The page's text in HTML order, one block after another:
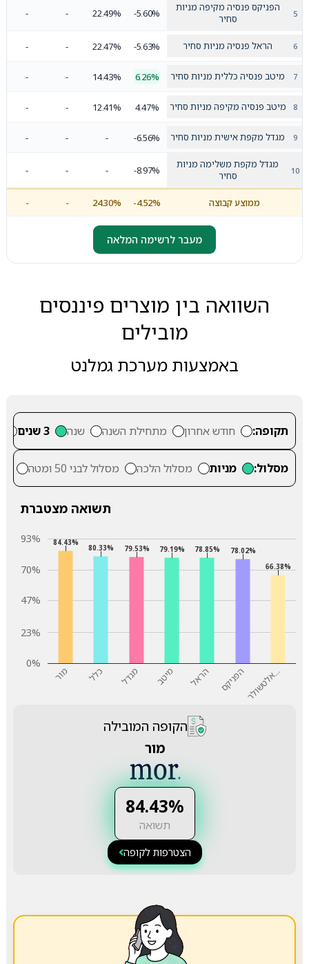
הפניקס פנסיה מקיפה מניות
סחיר
-5.60%
22.49%
-
-
הראל פנסיה מניות סחיר -5.63%
22.47%
-
-
מיטב פנסיה כללית מניות סחיר 6.26%
14.43%
-
-
מיטב פנסיה מקיפה מניות סחיר 4.47%
12.41%
-
-
מגדל מקפת אישית מניות סחיר -6.56%
-
-
-
מגדל מקפת משלימה מניות
סחיר
-8.97%
-
-
-
ממוצע קבוצה -4.52%
24.30%
-
-
מעבר לרשימה המלאה
השוואה בין מוצרים פיננסים
מובילים
באמצעות מערכת גמלנט
תקופה: חודש אחרון מתחילת השנה שנה 3 שנים
מסלול: מניות מסלול הלכה מסלול לבני 50 ומטה
תשואה מצטברת
מור כלל מגדל מיטב הראל הפניקסא
ל
ט
ש
ו
ל
ר
…
0%
23%
47%
70%
93% 84.43%
80.33% 79.53% 79.19% 78.85%
78.02%
66.38%
הקופה המובילה
מור
84.43%
תשואה
הצטרפות לקופה